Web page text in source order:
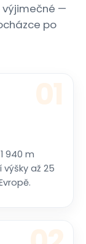
výjimečné —
po
940 m
až 25